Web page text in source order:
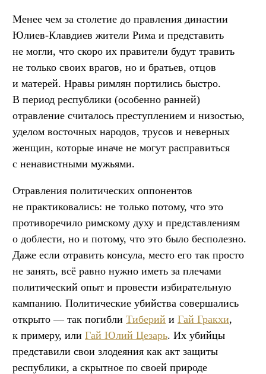
Менее чем за столетие до правления династии
Юлиев-Клавдиев жители Рима и представить
не могли, что скоро их правители будут травить
не только своих врагов, но и братьев, отцов
и матерей. Нравы римлян портились быстро.
В период республики (особенно ранней)
отравление считалось преступлением и низостью,
уделом восточных народов, трусов и неверных
женщин, которые иначе не могут расправиться
с ненавистными мужьями.
Отравления политических оппонентов
не практиковались: не только потому, что это
противоречило римскому духу и представлениям
о доблести, но и потому, что это было бесполезно.
Даже если отравить консула, место его так просто
не занять, всё равно нужно иметь за плечами
политический опыт и провести избирательную
кампанию. Политические убийства совершались
открыто — так погибли Тиберий и Гай Гракхи,
к примеру, или Гай Юлий Цезарь. Их убийцы
представили свои злодеяния как акт защиты
республики, а скрытное по своей природе